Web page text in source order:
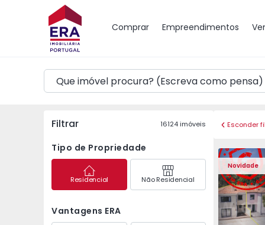
Comprar Empreendimentos
Mapa
Filtrar 16124imóveis
Tipo de Propriedade
Residencial Não Residencial
Vantagens ERA
Esconder
Novidade
Moradia Geminada
Moradia